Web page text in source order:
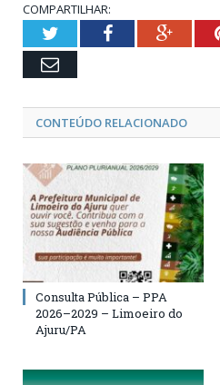
COMPARTILHAR:
TwitterFacebook
Email
CONTEÚDO RELACIONADO
Consulta Pública – PPA
2026–2029 – Limoeiro do
Ajuru/PA